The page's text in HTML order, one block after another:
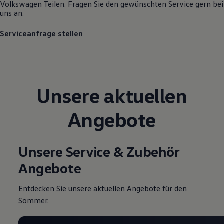
Motorenöl und Flüssigkeiten
Economy Service
Entertainment und Elektronik
Individualisieren
Wallbox und Ladekabel
Digitale Extras
Dienste für Ihr Modell finden
Volkswagen Apps, Login und Shop
Updates für Software, Karten und Radio
Vorgängermodelle
Volkswagen Kundenbetreuung
Digitale Betriebsanleitung
Volkswagen Teilen. Fragen Sie den gewünschten Service gern bei
uns an.
Serviceanfrage stellen
Unsere aktuellen
Angebote
Unsere Service & Zubehör
Angebote
Entdecken Sie unsere aktuellen Angebote für den
Sommer.